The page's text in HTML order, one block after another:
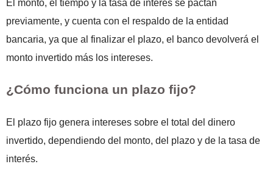
El monto, el tiempo y la tasa de interés se pactan
previamente, y cuenta con el respaldo de la entidad
bancaria, ya que al finalizar el plazo, el banco devolverá el
monto invertido más los intereses.
¿Cómo funciona un plazo fijo?
El plazo fijo genera intereses sobre el total del dinero
invertido, dependiendo del monto, del plazo y de la tasa de
interés.